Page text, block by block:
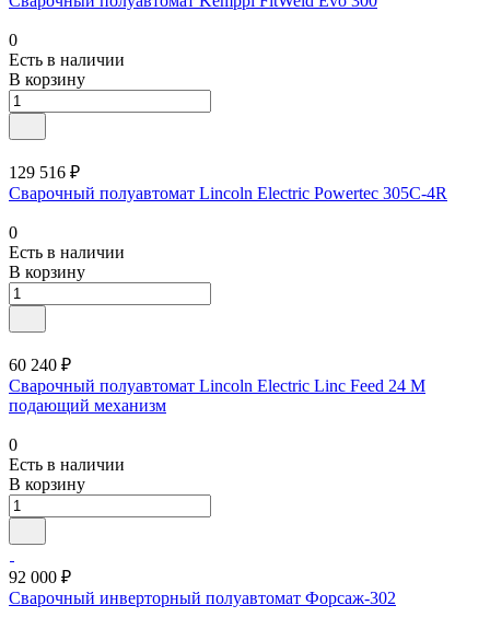
0
Есть в наличии
В корзину
129 516 ₽
Сварочный полуавтомат Lincoln Electric Powertec 305C-4R
0
Есть в наличии
В корзину
60 240 ₽
Сварочный полуавтомат Lincoln Electric Linc Feed 24 M
подающий механизм
0
Есть в наличии
В корзину
92 000 ₽
Сварочный инверторный полуавтомат Форсаж-302